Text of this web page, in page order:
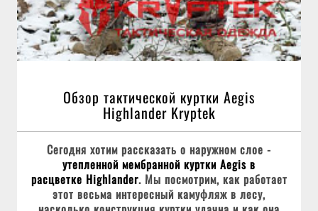
Обзор тактической куртки Aegis
Highlander Kryptek
Сегодня хотим рассказать о наружном слое -
утепленной мембранной куртки Aegis в
расцветке Highlander. Мы посмотрим, как работает
этот весьма интересный камуфляж в лесу,